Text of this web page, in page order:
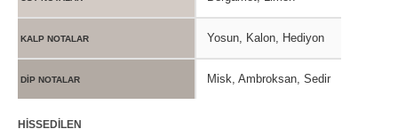
KALP NOTALAR Yosun, Kalon, Hediyon
DİP NOTALAR Misk, Ambroksan, Sedir
HİSSEDİLEN